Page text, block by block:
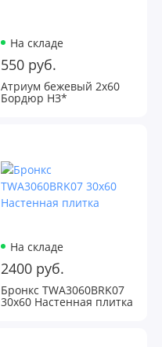
На складе
550 руб.
Атриум бежевый 2х60
Бордюр НЗ*
На складе
2400 руб.
Бронкс TWA3060BRK07
30х60 Настенная плитка